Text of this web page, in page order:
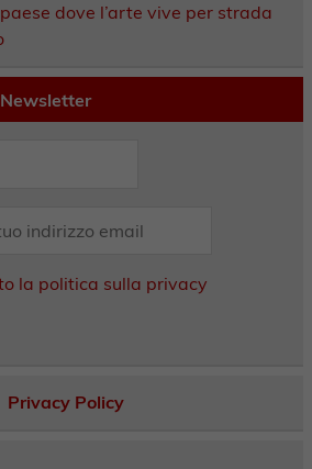
dove l’arte vive per strada
la politica sulla privacy
Privacy Policy